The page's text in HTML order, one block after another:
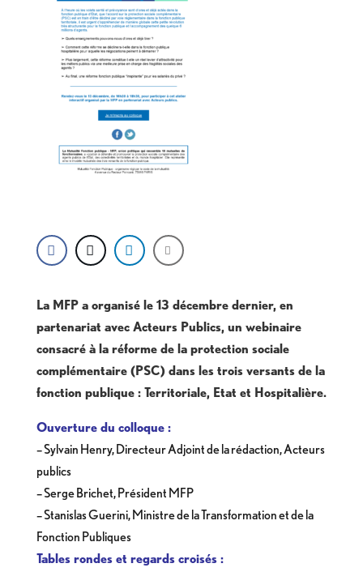
La MFP a organisé le 13 décembre dernier, en
partenariat avec Acteurs Publics, un webinaire
consacré à la réforme de la protection sociale
complémentaire (PSC) dans les trois versants de la
fonction publique : Territoriale, Etat et Hospitalière.
Ouverture du colloque :
– Sylvain Henry, Directeur Adjoint de la rédaction, Acteurs
publics
– Serge Brichet, Président MFP
– Stanislas Guerini, Ministre de la Transformation et de la
Fonction Publiques
Tables rondes et regards croisés :